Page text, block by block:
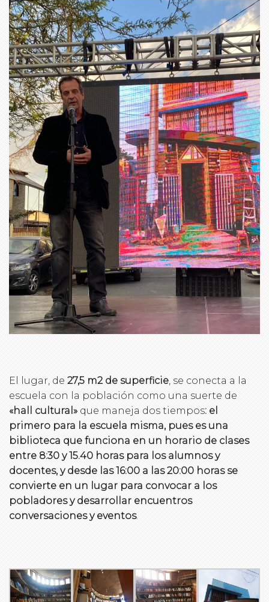
El lugar, de 27,5 m2 de superficie , se conecta a la
escuela con la población como una suerte de
«hall cultural» que maneja dos tiempos: el
primero para la escuela misma, pues es una
biblioteca que funciona en un horario de clases
entre 8:30 y 15.40 horas para los alumnos y
docentes, y desde las 16:00 a las 20:00 horas se
convierte en un lugar para convocar a los
pobladores y desarrollar encuentros
conversaciones y eventos.